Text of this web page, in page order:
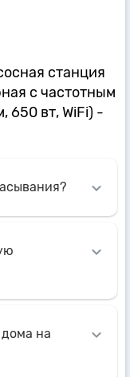
станция
с частотным
650 вт, WiFi) -
на